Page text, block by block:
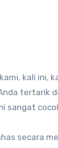
tertarik
sangat
secara